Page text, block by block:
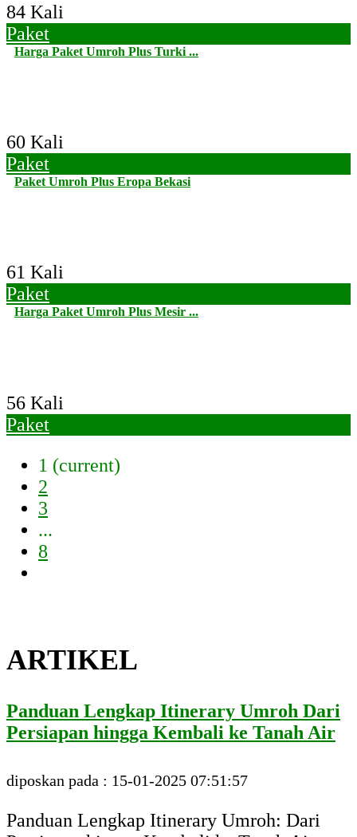
84 Kali
Paket
Harga Paket Umroh Plus Turki ...
60 Kali
Paket
Paket Umroh Plus Eropa Bekasi
61 Kali
Paket
Harga Paket Umroh Plus Mesir ...
56 Kali
Paket
1 (current)
2
3
...
8
ARTIKEL
Panduan Lengkap Itinerary Umroh Dari
Persiapan hingga Kembali ke Tanah Air
diposkan pada : 15-01-2025 07:51:57
Panduan Lengkap Itinerary Umroh: Dari